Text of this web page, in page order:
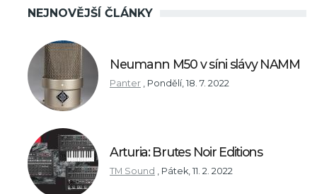
NEJNOVĚJŠÍ ČLÁNKY
Neumann M50 v síni slávy NAMM
Panter , Pondělí, 18. 7. 2022
Arturia: Brutes Noir Editions
TM Sound , Pátek, 11. 2. 2022